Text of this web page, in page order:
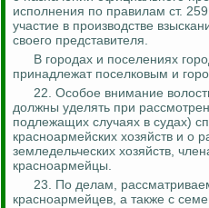
исполнения по правилам ст.
участие в производстве
своего представителя.
В городах и поселениях
принадлежат поселковым и
22. Особое внимание
должны уделять при
подлежащих случаях в судах)
красноармейских хозяйств и о
земледельческих хозяйств,
красноармейцы.
23. По делам,
красноармейцев, а также с